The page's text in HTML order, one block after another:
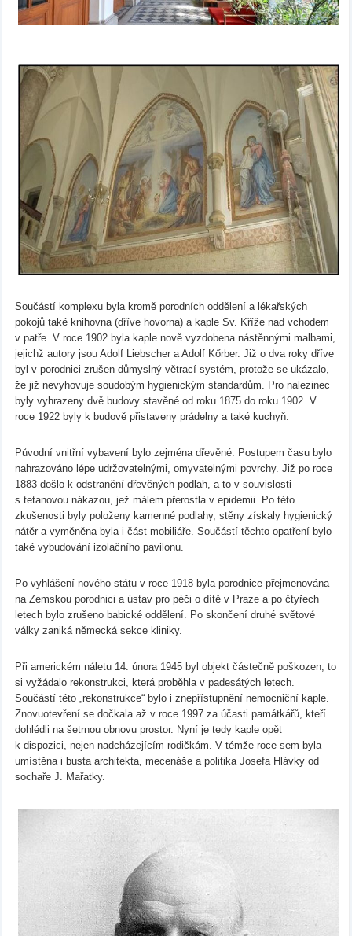
Součástí komplexu byla kromě porodních oddělení a lékařských
pokojů také knihovna (dříve hovorna) a kaple Sv. Kříže nad vchodem
v patře. V roce 1902 byla kaple nově vyzdobena nástěnnými malbami,
jejichž autory jsou Adolf Liebscher a Adolf Kőrber. Již o dva roky dříve
byl v porodnici zrušen důmyslný větrací systém, protože se ukázalo,
že již nevyhovuje soudobým hygienickým standardům. Pro nalezinec
byly vyhrazeny dvě budovy stavěné od roku 1875 do roku 1902. V
roce 1922 byly k budově přistaveny prádelny a také kuchyň.
Původní vnitřní vybavení bylo zejména dřevěné. Postupem času bylo
nahrazováno lépe udržovatelnými, omyvatelnými povrchy. Již po roce
1883 došlo k odstranění dřevěných podlah, a to v souvislosti
s tetanovou nákazou, jež málem přerostla v epidemii. Po této
zkušenosti byly položeny kamenné podlahy, stěny získaly hygienický
nátěr a vyměněna byla i část mobiliáře. Součástí těchto opatření bylo
také vybudování izolačního pavilonu.
Po vyhlášení nového státu v roce 1918 byla porodnice přejmenována
na Zemskou porodnici a ústav pro péči o dítě v Praze a po čtyřech
letech bylo zrušeno babické oddělení. Po skončení druhé světové
války zaniká německá sekce kliniky.
Při americkém náletu 14. února 1945 byl objekt částečně poškozen, to
si vyžádalo rekonstrukci, která proběhla v padesátých letech.
Součástí této „rekonstrukce“ bylo i znepřístupnění nemocniční kaple.
Znovuotevření se dočkala až v roce 1997 za účasti památkářů, kteří
dohlédli na šetrnou obnovu prostor. Nyní je tedy kaple opět
k dispozici, nejen nadcházejícím rodičkám. V témže roce sem byla
umístěna i busta architekta, mecenáše a politika Josefa Hlávky od
sochaře J. Mařatky.